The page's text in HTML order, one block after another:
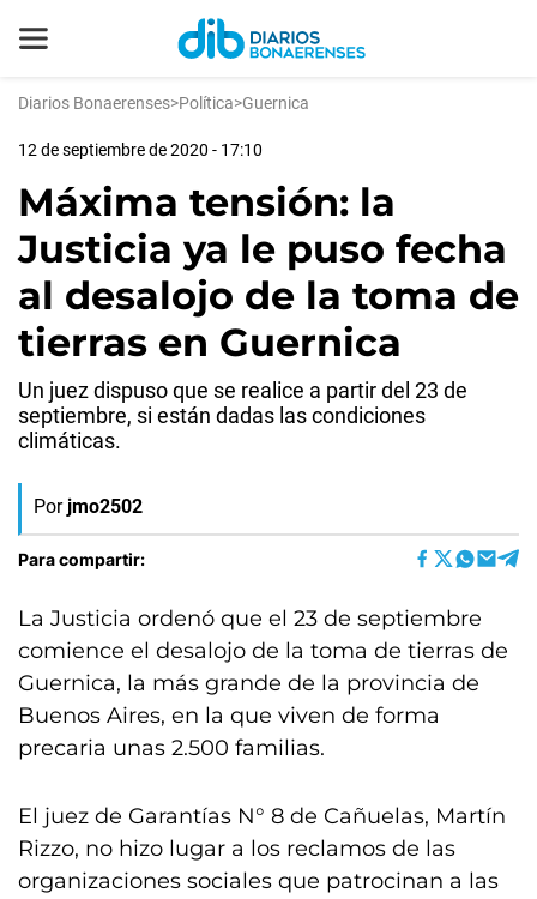
Diarios Bonaerenses>Política>Guernica
12 de septiembre de 2020 - 17:10
Máxima tensión: la
Justicia ya le puso fecha
al desalojo de la toma de
tierras en Guernica
Un juez dispuso que se realice a partir del 23 de
septiembre, si están dadas las condiciones
climáticas.
Por jmo2502
Para compartir:
La Justicia ordenó que el 23 de septiembre
comience el desalojo de la toma de tierras de
Guernica, la más grande de la provincia de
Buenos Aires, en la que viven de forma
precaria unas 2.500 familias.
El juez de Garantías N° 8 de Cañuelas, Martín
Rizzo, no hizo lugar a los reclamos de las
organizaciones sociales que patrocinan a las